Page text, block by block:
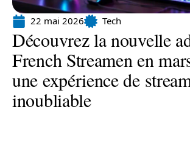
22 mai 2026 Tech
Découvrez la nouvelle
French Streamen en
une expérience de
inoubliable